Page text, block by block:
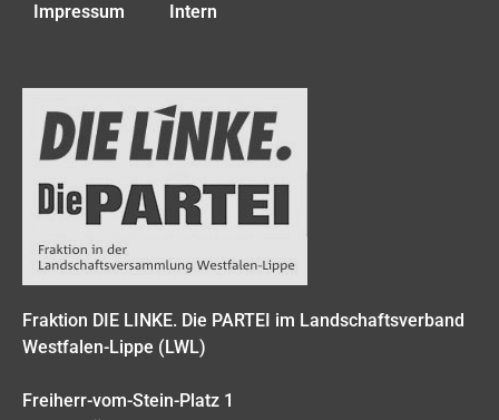
Impressum Intern
Fraktion DIE LINKE. Die PARTEI im Landschaftsverband
Westfalen-Lippe (LWL)
Freiherr-vom-Stein-Platz 1